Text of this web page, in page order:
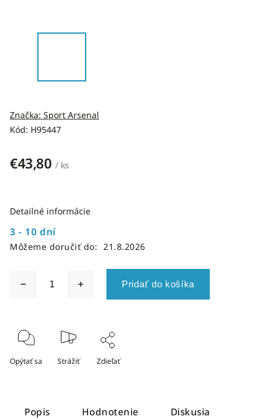
Kód: H95447
Značka: Sport Arsenal
€43,80 / ks
3 - 10 dní
Môžeme doručiť do: 21.8.2026
Pridať do košíka
Detailné informácie
Opýtať sa Strážiť Zdieľať
Popis Hodnotenie Diskusia